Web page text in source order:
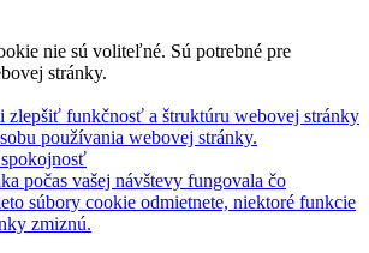
nie sú voliteľné. Sú potrebné pre
stránky.
zlepšiť funkčnosť a štruktúru webovej stránky
používania webovej stránky.
počas vašej návštevy fungovala čo
súbory cookie odmietnete, niektoré funkcie
zmiznú.